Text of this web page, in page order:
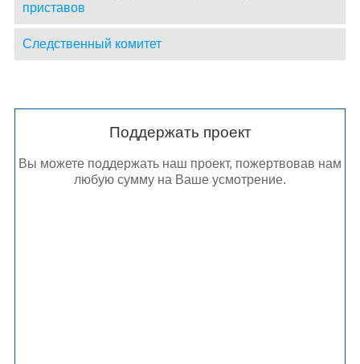
приставов
Следственный комитет
Поддержать проект
Вы можете поддержать наш проект, пожертвовав нам
любую сумму на Ваше усмотрение.